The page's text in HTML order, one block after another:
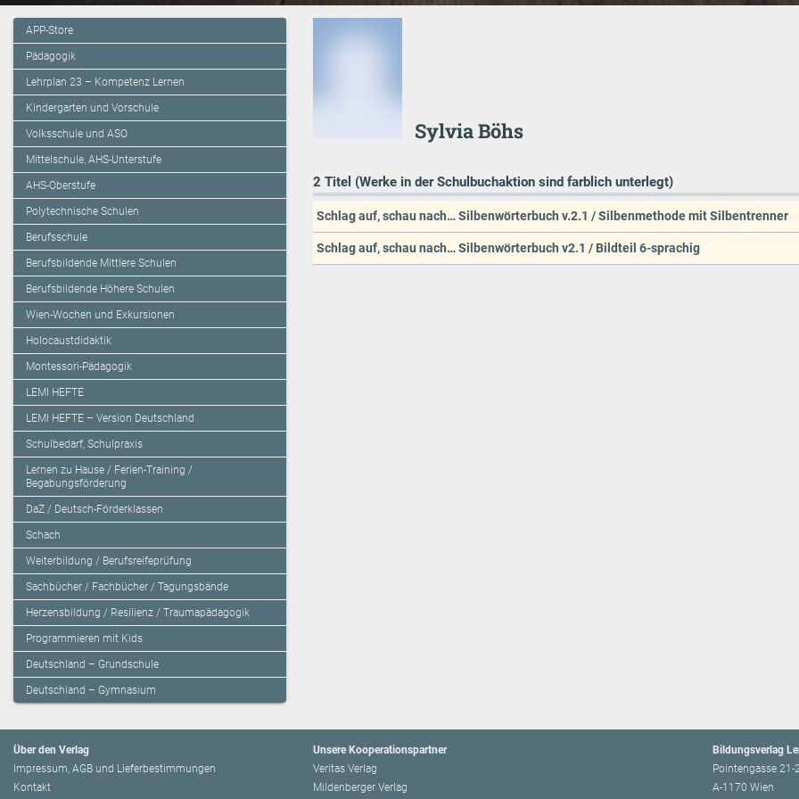
APP-Store
Pädagogik
Lehrplan 23 – Kompetenz Lernen
Kindergarten und Vorschule
Volksschule und ASO
Mittelschule, AHS-Unterstufe
AHS-Oberstufe
Polytechnische Schulen
Berufsschule
Berufsbildende Mittlere Schulen
Berufsbildende Höhere Schulen
Wien-Wochen und Exkursionen
Holocaustdidaktik
Montessori-Pädagogik
LEMI HEFTE
LEMI HEFTE – Version Deutschland
Schulbedarf, Schulpraxis
Lernen zu Hause / Ferien-Training /
Begabungsförderung
DaZ / Deutsch-Förderklassen
Schach
Weiterbildung / Berufsreifeprüfung
Sachbücher / Fachbücher / Tagungsbände
Herzensbildung / Resilienz / Traumapädagogik
Programmieren mit Kids
Deutschland – Grundschule
Deutschland – Gymnasium
Sylvia Böhs
2 Titel (Werke in der Schulbuchaktion sind farblich unterlegt)
Schlag auf, schau nach… Silbenwörterbuch v.2.1 / Silbenmethode mit Silbentrenner
Schlag auf, schau nach… Silbenwörterbuch v2.1 / Bildteil 6-sprachig
Über den Verlag
Impressum, AGB und Lieferbestimmungen
Kontakt
Unsere Kooperationspartner
Veritas Verlag
Mildenberger Verlag
Bildungsverlag
Pointengasse 21-
A-1170 Wien